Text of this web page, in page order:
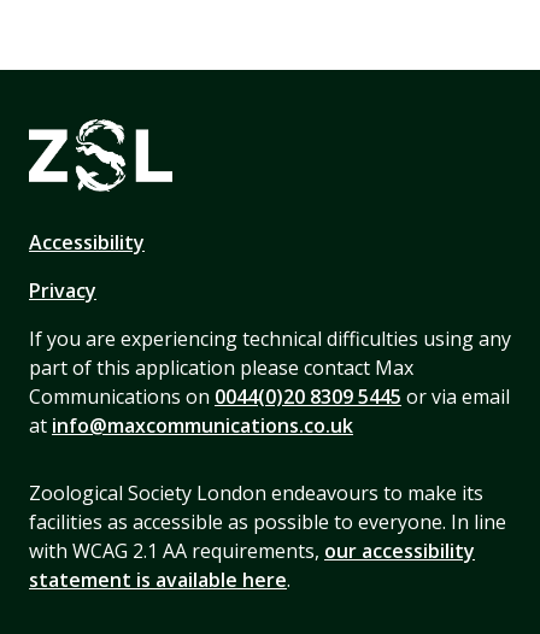
Accessibility
Privacy
If you are experiencing technical difficulties using any
part of this application please contact Max
Communications on 0044(0)20 8309 5445 or via email
at info@maxcommunications.co.uk
Zoological Society London endeavours to make its
facilities as accessible as possible to everyone. In line
with WCAG 2.1 AA requirements, our accessibility
statement is available here.